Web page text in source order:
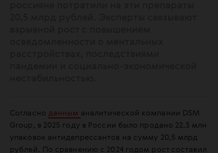
Согласно данным аналитической компании DSM
Group, в 2025 году в России было продано 22,3 млн
упаковок антидепрессантов на сумму 20,5 млрд
рублей. По сравнению с 2024 годом рост составил